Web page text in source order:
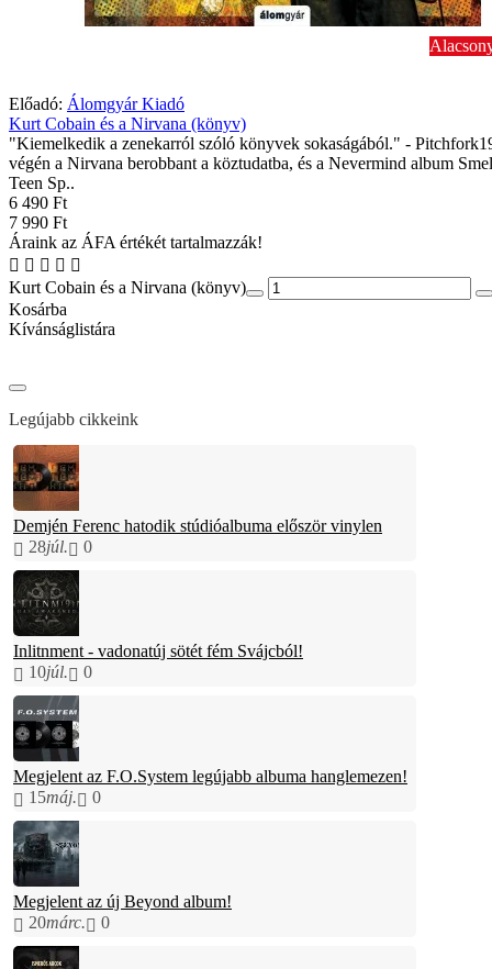
Előadó: Álomgyár Kiadó
Kurt Cobain és a Nirvana (könyv)
"Kiemelkedik a zenekarról szóló könyvek sokaságából." -
végén a Nirvana berobbant a köztudatba, és a Nevermind album
Teen Sp..
6 490 Ft
7 990 Ft
Áraink az ÁFA értékét tartalmazzák!
Kurt Cobain és a Nirvana (könyv)
Kosárba
Kívánságlistára
Legújabb cikkeink
Demjén Ferenc hatodik stúdióalbuma először vinylen
28júl. 0
Inlitnment - vadonatúj sötét fém Svájcból!
10júl. 0
Megjelent az F.O.System legújabb albuma hanglemezen!
15máj. 0
Megjelent az új Beyond album!
20márc. 0